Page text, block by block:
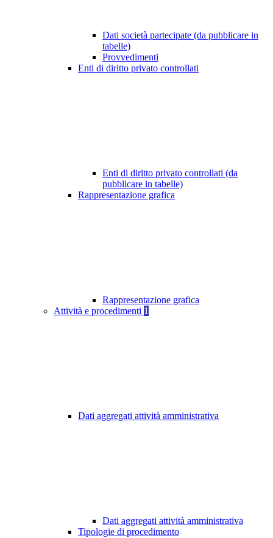
Dati società partecipate (da pubblicare in
tabelle)
Provvedimenti
Enti di diritto privato controllati
Enti di diritto privato controllati (da
pubblicare in tabelle)
Rappresentazione grafica
Rappresentazione grafica
Attività e procedimenti 1
Dati aggregati attività amministrativa
Dati aggregati attività amministrativa
Tipologie di procedimento